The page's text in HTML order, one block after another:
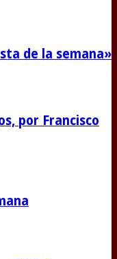
de la semana»
por Francisco